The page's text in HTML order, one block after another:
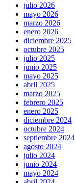
julio 2026
mayo 2026
marzo 2026
enero 2026
diciembre 2025
octubre 2025
julio 2025
junio 2025
mayo 2025
abril 2025
marzo 2025
febrero 2025
enero 2025
diciembre 2024
octubre 2024
septiembre 2024
agosto 2024
julio 2024
junio 2024
mayo 2024